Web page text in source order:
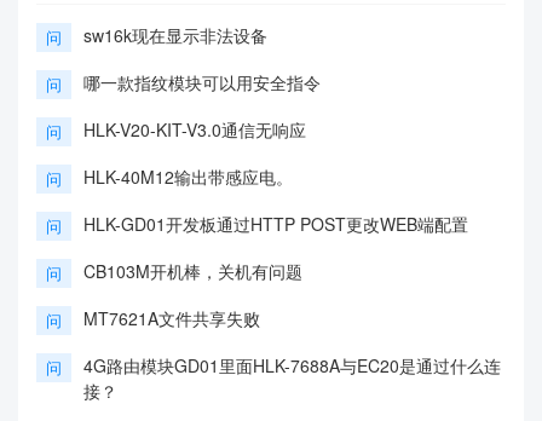
问 sw16k现在显示非法设备
问 哪一款指纹模块可以用安全指令
问 HLK-V20-KIT-V3.0通信无响应
问 HLK-40M12输出带感应电。
问 HLK-GD01开发板通过HTTP POST更改WEB端配置
问 CB103M开机棒，关机有问题
问 MT7621A文件共享失败
问
4G路由模块GD01里面HLK-7688A与EC20是通过什么连
接？